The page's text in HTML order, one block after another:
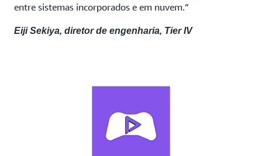
entre sistemas incorporados e em nuvem.”
Eiji Sekiya, diretor de engenharia, Tier IV